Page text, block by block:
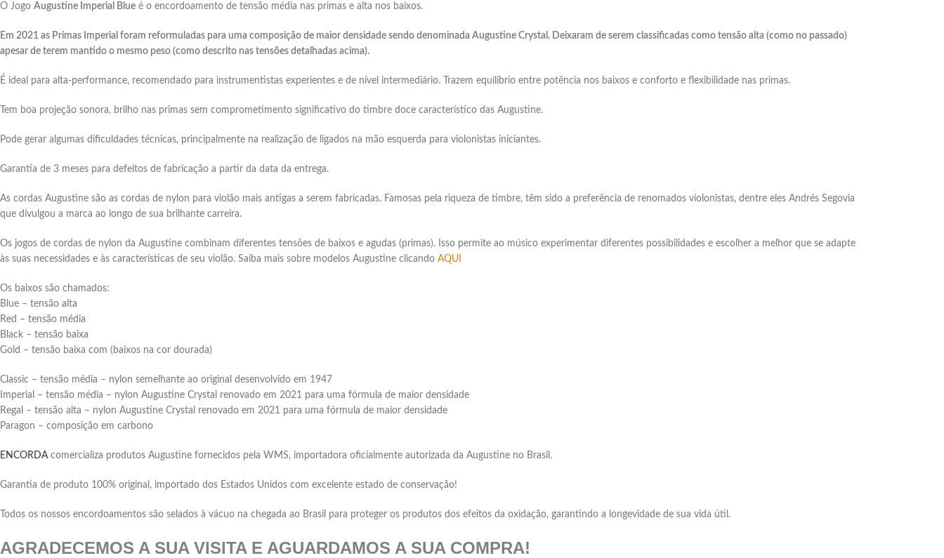
O Jogo Augustine Imperial Blue é o encordoamento de tensão média nas primas e alta nos baixos.
Em 2021 as Primas Imperial foram reformuladas para uma composição de maior densidade sendo denominada Augustine Crystal. Deixaram de serem classificadas como tensão alta (como no passado)
apesar de terem mantido o mesmo peso (como descrito nas tensões detalhadas acima).
É ideal para alta-performance, recomendado para instrumentistas experientes e de nível intermediário. Trazem equilíbrio entre potência nos baixos e conforto e flexibilidade nas primas.
Tem boa projeção sonora, brilho nas primas sem comprometimento significativo do timbre doce característico das Augustine.
Pode gerar algumas dificuldades técnicas, principalmente na realização de ligados na mão esquerda para violonistas iniciantes.
Garantia de 3 meses para defeitos de fabricação a partir da data da entrega.
As cordas Augustine são as cordas de nylon para violão mais antigas a serem fabricadas. Famosas pela riqueza de timbre, têm sido a preferência de renomados violonistas, dentre eles Andrés Segovia
que divulgou a marca ao longo de sua brilhante carreira.
Os jogos de cordas de nylon da Augustine combinam diferentes tensões de baixos e agudas (primas). Isso permite ao músico experimentar diferentes possibilidades e escolher a melhor que se adapte
às suas necessidades e às características de seu violão. Saiba mais sobre modelos Augustine clicando AQUI
Os baixos são chamados:
Blue – tensão alta
Red – tensão média
Black – tensão baixa
Gold – tensão baixa com (baixos na cor dourada)
Classic – tensão média – nylon semelhante ao original desenvolvido em 1947
Imperial – tensão média – nylon Augustine Crystal renovado em 2021 para uma fórmula de maior densidade
Regal – tensão alta – nylon Augustine Crystal renovado em 2021 para uma fórmula de maior densidade
Paragon – composição em carbono
ENCORDA comercializa produtos Augustine fornecidos pela WMS, importadora oficialmente autorizada da Augustine no Brasil.
Garantia de produto 100% original, importado dos Estados Unidos com excelente estado de conservação!
Todos os nossos encordoamentos são selados à vácuo na chegada ao Brasil para proteger os produtos dos efeitos da oxidação, garantindo a longevidade de sua vida útil.
AGRADECEMOS A SUA VISITA E AGUARDAMOS A SUA COMPRA!